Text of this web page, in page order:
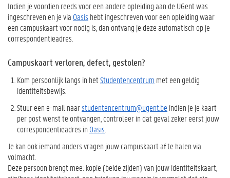
Indien je voordien reeds voor een andere opleiding aan de UGent was
ingeschreven en je via Oasis hebt ingeschreven voor een opleiding waar
een campuskaart voor nodig is, dan ontvang je deze automatisch op je
correspondentieadres.
Campuskaart verloren, defect, gestolen?
Kom persoonlijk langs in hetStudentencentrum met een geldig
identiteitsbewijs.
Stuur een e-mail naarstudentencentrum@ugent.be indien je je kaart
per post wenst te ontvangen, controleer in dat geval zeker eerst jouw
correspondentieadres in Oasis.
Je kan ook iemand anders vragen jouw campuskaart af te halen via
volmacht.
Deze persoon brengt mee: kopie (beide zijden) van jouw identiteitskaart,